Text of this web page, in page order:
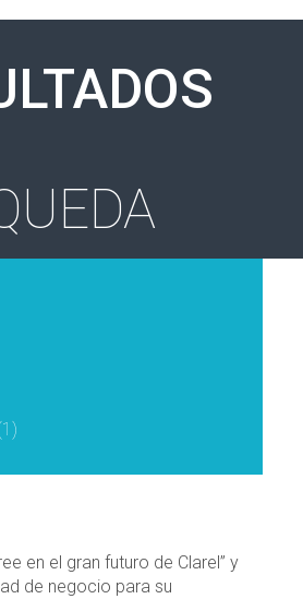
en el gran futuro de Clarel” y
de negocio para su